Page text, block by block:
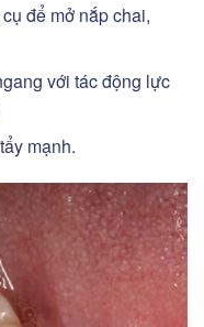
để mở nắp chai,
với tác động lực
mạnh.